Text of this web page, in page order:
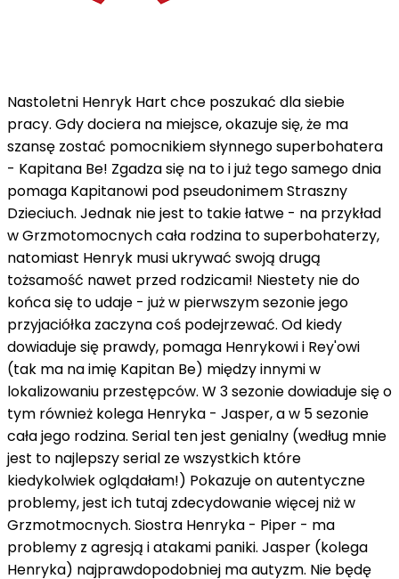
Nastoletni Henryk Hart chce poszukać dla siebie
pracy. Gdy dociera na miejsce, okazuje się, że ma
szansę zostać pomocnikiem słynnego superbohatera
- Kapitana Be! Zgadza się na to i już tego samego dnia
pomaga Kapitanowi pod pseudonimem Straszny
Dzieciuch. Jednak nie jest to takie łatwe - na przykład
w Grzmotomocnych cała rodzina to superbohaterzy,
natomiast Henryk musi ukrywać swoją drugą
tożsamość nawet przed rodzicami! Niestety nie do
końca się to udaje - już w pierwszym sezonie jego
przyjaciółka zaczyna coś podejrzewać. Od kiedy
dowiaduje się prawdy, pomaga Henrykowi i Rey'owi
(tak ma na imię Kapitan Be) między innymi w
lokalizowaniu przestępców. W 3 sezonie dowiaduje się o
tym również kolega Henryka - Jasper, a w 5 sezonie
cała jego rodzina. Serial ten jest genialny (według mnie
jest to najlepszy serial ze wszystkich które
kiedykolwiek oglądałam!) Pokazuje on autentyczne
problemy, jest ich tutaj zdecydowanie więcej niż w
Grzmotmocnych. Siostra Henryka - Piper - ma
problemy z agresją i atakami paniki. Jasper (kolega
Henryka) najprawdopodobniej ma autyzm. Nie będę